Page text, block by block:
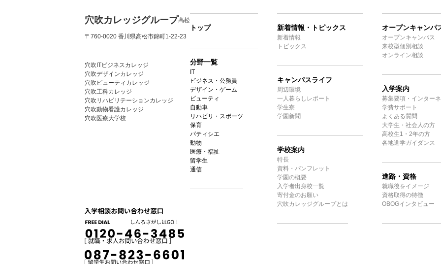
穴吹カレッジグループ高松
〒760-0020 香川県高松市錦町1-22-23
穴吹ITビジネスカレッジ
穴吹デザインカレッジ
穴吹ビューティカレッジ
穴吹工科カレッジ
穴吹リハビリテーションカレッジ
穴吹動物看護カレッジ
穴吹医療大学校
トップ
分野一覧
IT
ビジネス・公務員
デザイン・ゲーム
ビューティ
自動車
リハビリ・スポーツ
保育
パティシエ
動物
医療・福祉
留学生
通信
新着情報・トピックス
新着情報
トピックス
キャンパスライフ
周辺環境
一人暮らしレポート
学生寮
学園新聞
学校案内
特長
資料・パンフレット
学園の概要
入学者出身校一覧
寄付金のお願い
穴吹カレッジグループとは
オープンキャンパ
オープンキャンパス
来校型個別相談
オンライン相談
入学案内
募集要項・インター
学費サポート
よくある質問
大学生・社会人の方
高校生1・2年の方
各地進学ガイダンス
進路・資格
就職後をイメージ
資格取得の特徴
OBOGインタビュー